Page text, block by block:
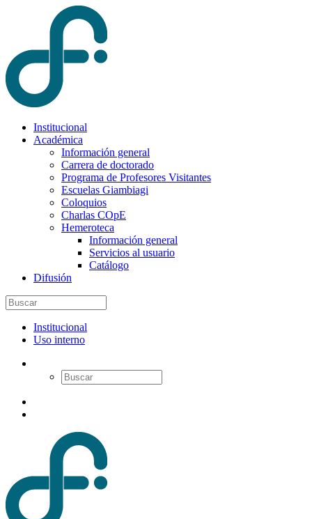
Institucional
Académica
Información general
Carrera de doctorado
Programa de Profesores Visitantes
Escuelas Giambiagi
Coloquios
Charlas COpE
Hemeroteca
Información general
Servicios al usuario
Catálogo
Difusión
Institucional
Uso interno